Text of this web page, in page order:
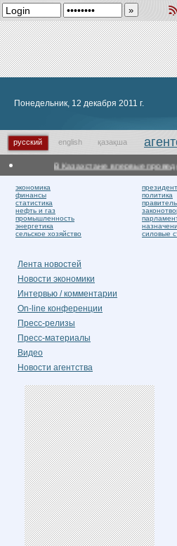
Понедельник, 12 декабря 2011 г.
русский english қазақша
В Казахстане впервые
экономика
финансы
статистика
нефть и газ
промышленность
энергетика
сельское хозяйство
президент
политика
силовые
Лента новостей
Новости экономики
Интервью / комментарии
On-line конференции
Пресс-релизы
Пресс-материалы
Видео
Новости агентства